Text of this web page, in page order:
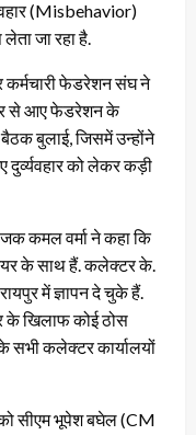
(Misbehavior)
जा रहा है.
फेडरेशन संघ ने
से आए फेडरेशन के
बुलाई, जिसमें उन्होंने
को लेकर कड़ी
कमल वर्मा ने कहा कि
के साथ हैं. कलेक्टर के.
में ज्ञापन दे चुके हैं.
के खिलाफ कोई ठोस
सभी कलेक्टर कार्यालयों
सीएम भूपेश बघेल (CM